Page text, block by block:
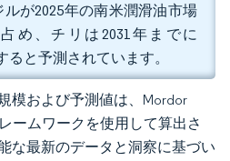
が2025年の南米潤滑油市場
め、チリは2031年までに
ると予測されています。
模および予測値は、Mordor
ームワークを使用して算出さ
な最新のデータと洞察に基づい